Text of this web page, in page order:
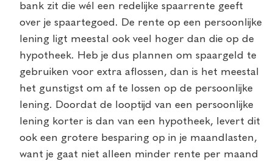
bank zit die wél een redelijke spaarrente geeft
over je spaartegoed. De rente op een persoonlijke
lening ligt meestal ook veel hoger dan die op de
hypotheek. Heb je dus plannen om spaargeld te
gebruiken voor extra aflossen, dan is het meestal
het gunstigst om af te lossen op de persoonlijke
lening. Doordat de looptijd van een persoonlijke
lening korter is dan van een hypotheek, levert dit
ook een grotere besparing op in je maandlasten,
want je gaat niet alleen minder rente per maand